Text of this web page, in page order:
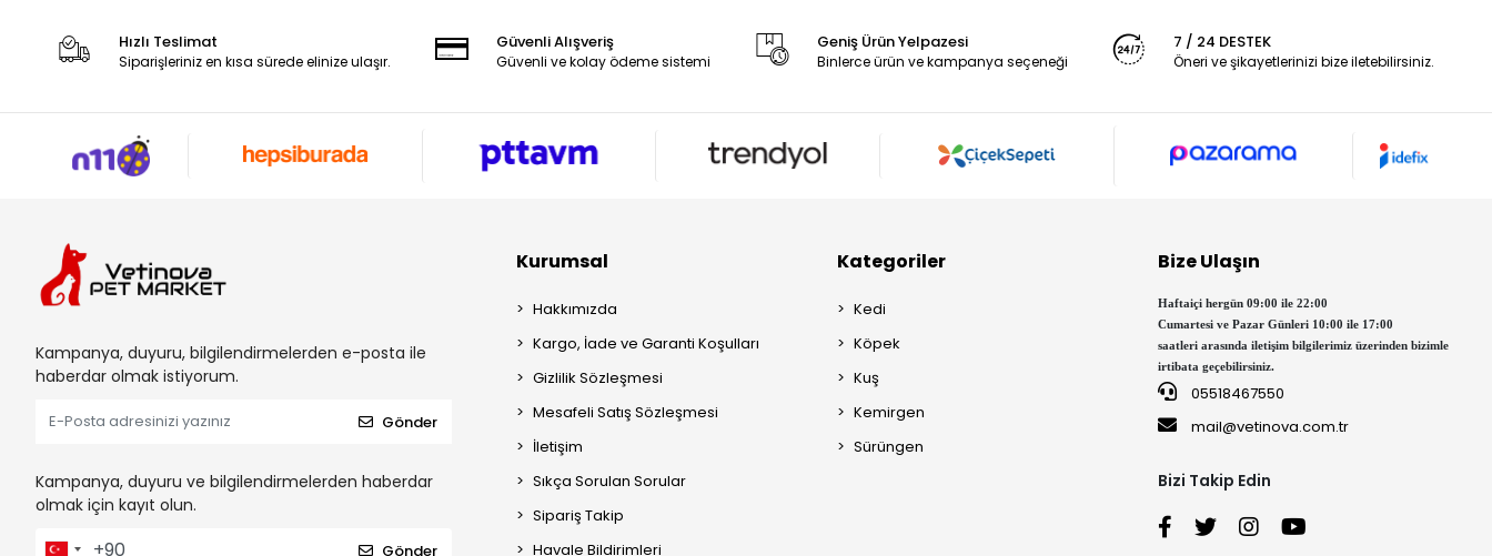
Hızlı Teslimat
Siparişleriniz en kısa sürede elinize ulaşır.
Güvenli Alışveriş
Güvenli ve kolay ödeme sistemi
Geniş Ürün Yelpazesi
Binlerce ürün ve kampanya seçeneği
7 / 24 DESTEK
Öneri ve şikayetlerinizi bize iletebilirsiniz.
Kampanya, duyuru, bilgilendirmelerden e-posta ile
haberdar olmak istiyorum.
Gönder
Kampanya, duyuru ve bilgilendirmelerden haberdar
olmak için kayıt olun.
Gönder
Kurumsal
Hakkımızda
Kargo, İade ve Garanti Koşulları
Gizlilik Sözleşmesi
Mesafeli Satış Sözleşmesi
İletişim
Sıkça Sorulan Sorular
Sipariş Takip
Havale Bildirimleri
Kategoriler
Kedi
Köpek
Kuş
Kemirgen
Sürüngen
Bize Ulaşın
Haftaiçi hergün 09:00 ile 22:00
Cumartesi ve Pazar Günleri 10:00 ile 17:00
saatleri arasında iletişim bilgilerimiz üzerinden bizimle
irtibata geçebilirsiniz.
05518467550
mail@vetinova.com.tr
Bizi Takip Edin